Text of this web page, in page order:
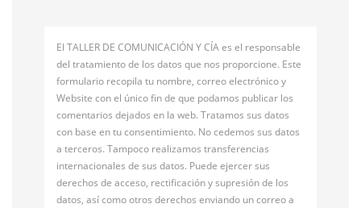
El TALLER DE COMUNICACIÓN Y CÍA es el responsable
del tratamiento de los datos que nos proporcione. Este
formulario recopila tu nombre, correo electrónico y
Website con el único fin de que podamos publicar los
comentarios dejados en la web. Tratamos sus datos
con base en tu consentimiento. No cedemos sus datos
a terceros. Tampoco realizamos transferencias
internacionales de sus datos. Puede ejercer sus
derechos de acceso, rectificación y supresión de los
datos, así como otros derechos enviando un correo a